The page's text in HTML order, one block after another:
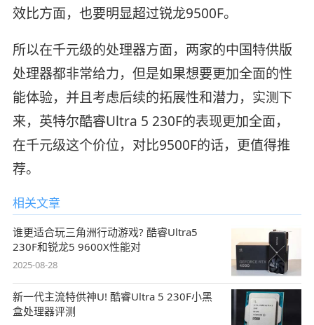
效比方面，也要明显超过锐龙9500F。
所以在千元级的处理器方面，两家的中国特供版
处理器都非常给力，但是如果想要更加全面的性
能体验，并且考虑后续的拓展性和潜力，实测下
来，英特尔酷睿Ultra 5 230F的表现更加全面，
在千元级这个价位，对比9500F的话，更值得推
荐。
相关文章
谁更适合玩三角洲行动游戏? 酷睿Ultra5
230F和锐龙5 9600X性能对
2025-08-28
新一代主流特供神U! 酷睿Ultra 5 230F小黑
盒处理器评测